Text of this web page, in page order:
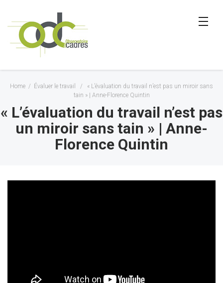
Home / Évaluer le travail /
« L’évaluation du travail n’est pas un miroir sans
tain » | Anne-Florence Quintin
« L’évaluation du travail n’est pas
un miroir sans tain » | Anne-
Florence Quintin